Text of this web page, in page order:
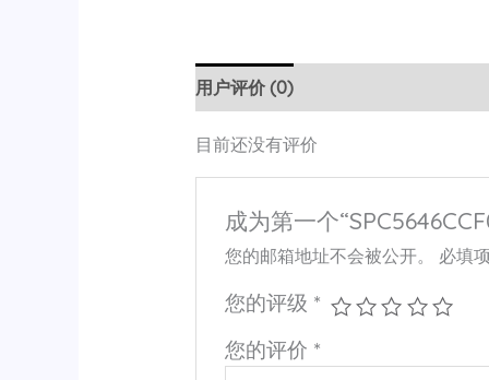
用户评价 (0)
目前还没有评价
成为第一个
您的邮箱地址不会被公开。 必填
您的评级 *
您的评价 *